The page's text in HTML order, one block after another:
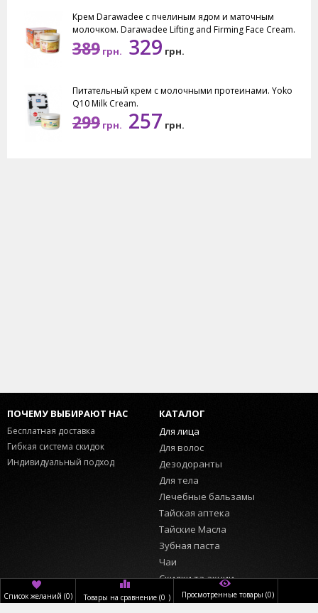
Крем Darawadee с пчелиным ядом и маточным
молочком. Darawadee Lifting and Firming Face Cream.
389 грн. 329 грн.
Питательный крем с молочными протеинами. Yoko
Q10 Milk Cream.
299 грн. 257 грн.
ПОЧЕМУ ВЫБИРАЮТ НАС
Бесплатная доставка
Гибкая система скидок
Индивидуальный подход
КАТАЛОГ
Для лица
Для волос
Дезодоранты
Для тела
Лечебные бальзамы
Тайская аптека
Тайские Масла
Зубная паста
Чаи
Скидки та акции
ИНФОРМАЦИЯ
ПОЛЬЗОВАТЕЛЬ
Список желаний (0) Товары на сравнение (0 ) Просмотренные товары (0)